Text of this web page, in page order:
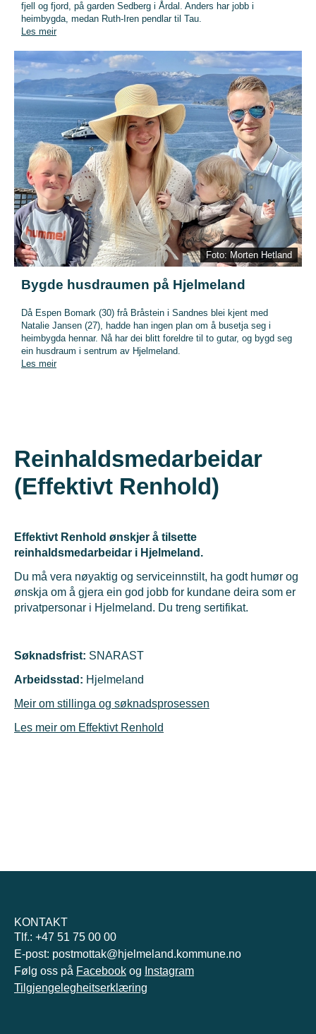
fjell og fjord, på garden Sedberg i Årdal. Anders har jobb i
heimbygda, medan Ruth-Iren pendlar til Tau.
Les meir
Foto: Morten Hetland
Bygde husdraumen på Hjelmeland
Då Espen Bomark (30) frå Bråstein i Sandnes blei kjent med
Natalie Jansen (27), hadde han ingen plan om å busetja seg i
heimbygda hennar. Nå har dei blitt foreldre til to gutar, og bygd seg
ein husdraum i sentrum av Hjelmeland.
Les meir
Reinhaldsmedarbeidar
(Effektivt Renhold)
Effektivt Renhold ønskjer å tilsette
reinhaldsmedarbeidar i Hjelmeland.
Du må vera nøyaktig og serviceinnstilt, ha godt humør og
ønskja om å gjera ein god jobb for kundane deira som er
privatpersonar i Hjelmeland. Du treng sertifikat.
Søknadsfrist: SNARAST
Arbeidsstad: Hjelmeland
Meir om stillinga og søknadsprosessen
Les meir om Effektivt Renhold
KONTAKT
Tlf.: +47 51 75 00 00
E-post: postmottak@hjelmeland.kommune.no
Følg oss på Facebook og Instagram
Tilgjengelegheitserklæring